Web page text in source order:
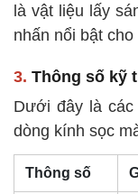
là vật liệu lấy
nhấn nổi bật
3. Thông số kỹ
Dưới đây là các
dòng kính sọc
Thông số